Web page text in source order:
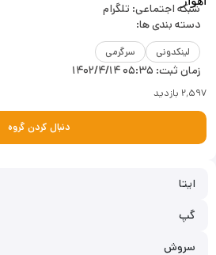
شبکه اجتماعی: تلگرام
دسته بندی ها:
لینکدونی سرگرمی
زمان ثبت: ۱۴۰۲/۴/۱۴ ۰۵:۳۵
۲٬۵۹۷ بازدید
دنبال کردن گروه
ایتا
گپ
سروش